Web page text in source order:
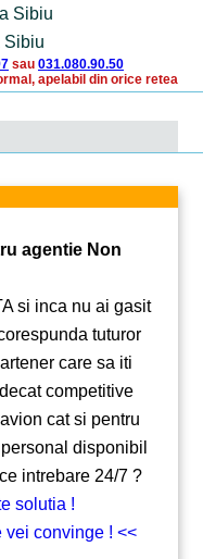
Sibiu
Sibiu
sau 031.080.90.50
apelabil din orice retea
agentie Non
si inca nu ai gasit
tuturor
care sa iti
competitive
cat si pentru
disponibil
intrebare 24/7 ?
solutia !
vei convinge ! <<